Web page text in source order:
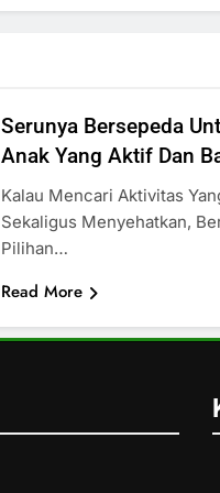
Serunya Bersepeda
Anak Yang Aktif Dan
Kalau Mencari Aktivitas
Sekaligus Menyehatkan,
Pilihan…
Read More